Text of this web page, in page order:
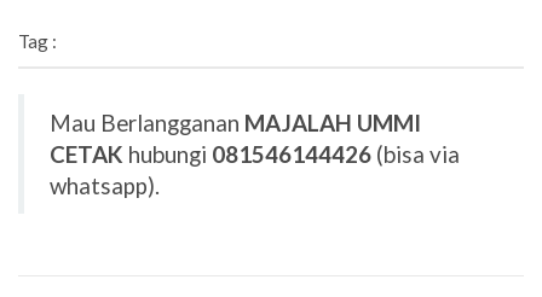
Tag :
Mau Berlangganan MAJALAH UMMI
CETAK hubungi 081546144426 (bisa via
whatsapp).